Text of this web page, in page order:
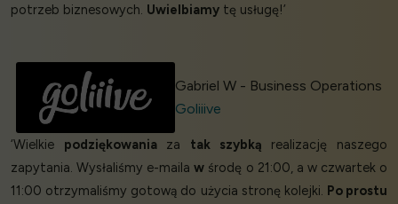
potrzeb biznesowych. Uwielbiamy tę usługę!’
Gabriel W - Business Operations
Goliiive
‘Wielkie podziękowaniaza tak szybką realizację naszego
zapytania. Wysłaliśmy e-mailaw środę o 21:00, a w czwartek o
11:00 otrzymaliśmy gotową do użycia stronę kolejki. Po prostu